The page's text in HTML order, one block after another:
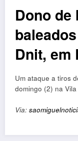
Dono
Dnit, em
Um ataque a tiros
domingo (2) na
Via: